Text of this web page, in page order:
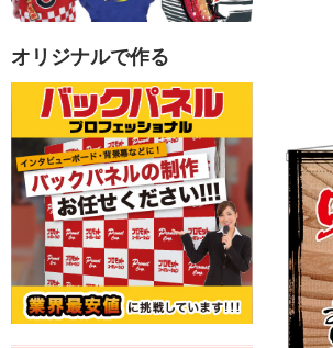
オリジナルで作る